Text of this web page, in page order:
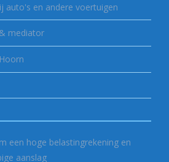
auto's en andere voertuigen
mediator
een hoge belastingrekening en
aanslag